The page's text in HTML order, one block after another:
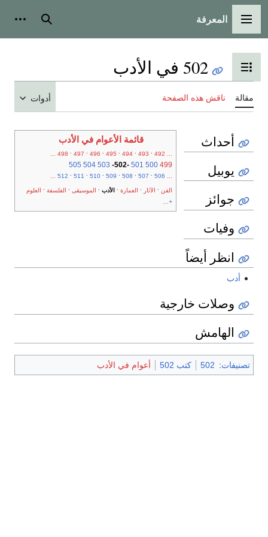
القائمة الرئيسية
المعرفة بحث
تبديل عرض جدول المحتويات
502 في الأدب
مقالة ناقش هذه الصفحة أدوات
قائمة الأعوام في الأدب
...
492
493
494
495
496
497
498
...
499
500
501
-
502
-
503
504
505
...
506
507
508
509
510
511
512
...
الفن الآثار العمارة الأدب الموسيقى الفلسفة
العلوم
+...
أحداث
يوبيل
جوائز
وفيات
انظر أيضاً
أدب
وصلات خارجية
الهامش
تصنيفات:
502 كتب 502 أعوام في الأدب